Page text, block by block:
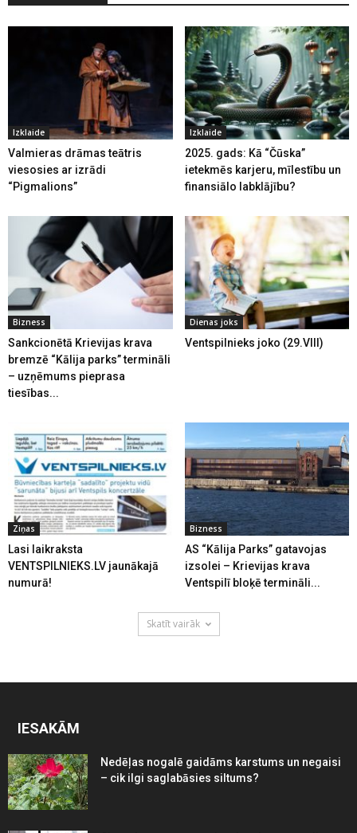
Izklaide
Valmieras drāmas teātris
viesosies ar izrādi
“Pigmalions”
Izklaide
2025. gads: Kā “Čūska”
ietekmēs karjeru, mīlestību un
finansiālo labklājību?
Bizness
Sankcionētā Krievijas krava
bremzē “Kālija parks” termināli
– uzņēmums pieprasa
tiesības...
Dienas joks
Ventspilnieks joko (29.VIII)
Ziņas
Lasi laikraksta
VENTSPILNIEKS.LV jaunākajā
numurā!
Bizness
AS “Kālija Parks” gatavojas
izsolei – Krievijas krava
Ventspilī bloķē termināli...
Skatīt vairāk
IESAKĀM
Nedēļas nogalē gaidāms karstums un negaisi
– cik ilgi saglabāsies siltums?